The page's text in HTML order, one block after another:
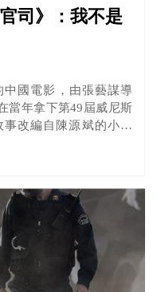
司》：我不是
中國電影，由張藝謀導
當年拿下第49屆威尼斯
改編自陳源斌的小說
一腳，卻不打算向萬慶